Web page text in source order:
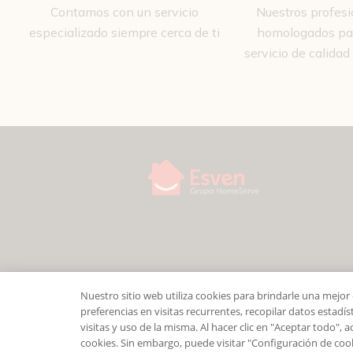
Contamos con un servicio
especializado siempre cerca de ti
Nuestros
homologados
servicio de
Nuestro sitio web utiliza cookies para brindarle una
preferencias en visitas recurrentes, recopilar datos
visitas y uso de la misma. Al hacer clic en "Aceptar todo",
cookies. Sin embargo, puede visitar "Configuración de